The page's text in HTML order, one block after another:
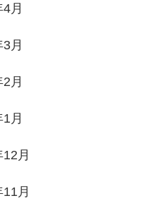
月
月
月
月
月
月